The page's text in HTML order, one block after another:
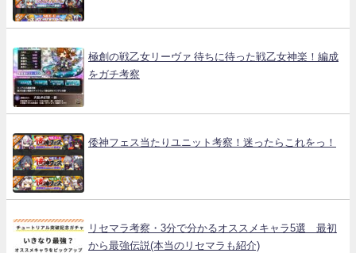
極創の戦乙女リーヴァ 待ちに待った戦乙女神楽！編成
をガチ考察
倭神フェス当たりユニット考察！迷ったらこれをっ！
リセマラ考察・3分で分かるオススメキャラ5選 最初
から最強伝説(本当のリセマラも紹介)